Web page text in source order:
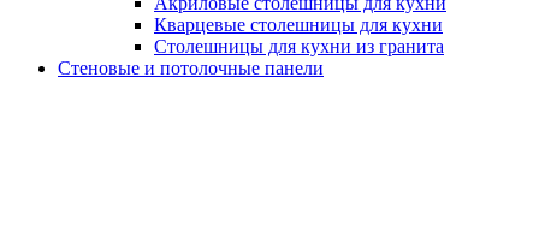
Кварцевые столешницы для кухни
Столешницы для кухни из гранита
Стеновые и потолочные панели